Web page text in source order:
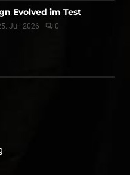
Evolved im Test
Juli 2026 0